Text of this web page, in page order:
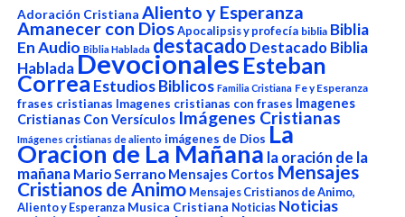
Adoración Cristiana Aliento y Esperanza
Amanecer con Dios Apocalipsis y profecía biblia Biblia
En Audio Biblia Hablada destacado Destacado Biblia
HabladaDevocionalesEsteban
Correa Estudios Biblicos Familia Cristiana Fe y Esperanza
frases cristianas Imagenes cristianas con frases Imagenes
Cristianas Con Versículos Imágenes Cristianas
Imágenes cristianas de aliento imágenes de Dios La
Oracion de La Mañana la oración de la
mañana Mario Serrano Mensajes Cortos Mensajes
Cristianos de Animo Mensajes Cristianos de Animo,
Aliento y Esperanza Musica Cristiana Noticias Noticias